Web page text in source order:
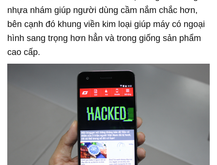
nhựa nhám giúp người dùng cầm nắm chắc hơn,
bên cạnh đó khung viền kim loại giúp máy có ngoại
hình sang trọng hơn hẳn và trong giống sản phẩm
cao cấp.